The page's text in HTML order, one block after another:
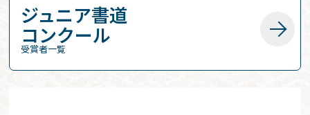
ジュニア書道
コンクール
受賞者一覧